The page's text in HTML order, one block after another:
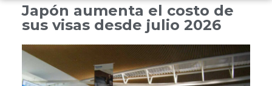
Japón aumenta el costo de
sus visas desde julio 2026